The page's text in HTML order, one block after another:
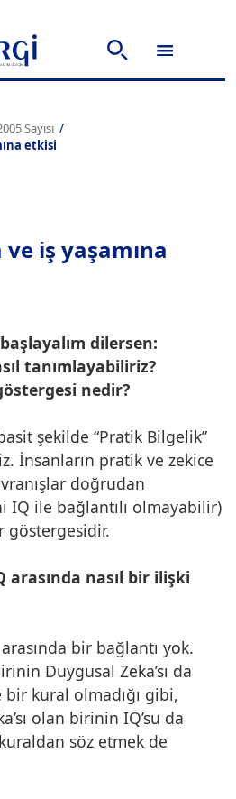
Sayısı
etkisi
iş yaşamına
dilersen:
tanımlayabiliriz?
nedir?
şekilde “Pratik Bilgelik”
İnsanların pratik ve zekice
doğrudan
IQ ile bağlantılı olmayabilir)
göstergesidir.
arasında nasıl bir ilişki
bir bağlantı yok.
Duygusal Zeka’sı da
kural olmadığı gibi,
olan birinin IQ’su da
söz etmek de